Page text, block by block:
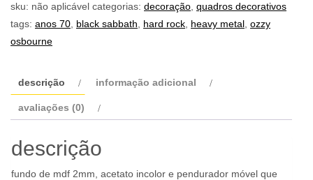
vol
4
quantidade
sku: não aplicável categorias: decoração quadros decorativos
tags: anos 70 black sabbath hard rock heavy metal ozzy
osbourne
descrição informação adicional
avaliações (0)
descrição
fundo de mdf 2mm, acetato incolor e pendurador móvel que